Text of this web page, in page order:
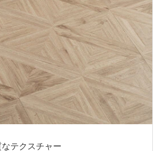
新商品
オンライン相談
テクスチャー